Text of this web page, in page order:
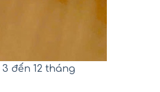
đến 12 tháng